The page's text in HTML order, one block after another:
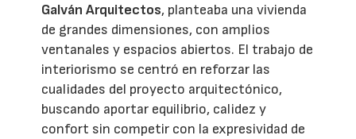
Galván Arquitectos, planteaba una vivienda
de grandes dimensiones, con amplios
ventanales y espacios abiertos. El trabajo de
interiorismo se centró en reforzar las
cualidades del proyecto arquitectónico,
buscando aportar equilibrio, calidez y
confort sin competir con la expresividad de